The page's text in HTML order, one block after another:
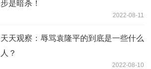
步是暗杀！
2022-08-11
天天观察：辱骂袁隆平的到底是一些什么
人？
2022-08-10